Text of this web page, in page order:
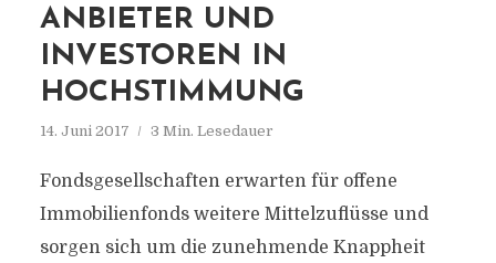
ANBIETER UND
INVESTOREN IN
HOCHSTIMMUNG
14. Juni 2017 3 Min. Lesedauer
Fondsgesellschaften erwarten für offene
Immobilienfonds weitere Mittelzuflüsse und
sorgen sich um die zunehmende Knappheit